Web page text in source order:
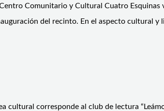
Comunitario y Cultural Cuatro
del recinto. En el aspecto cultural
cultural corresponde al club de lectura